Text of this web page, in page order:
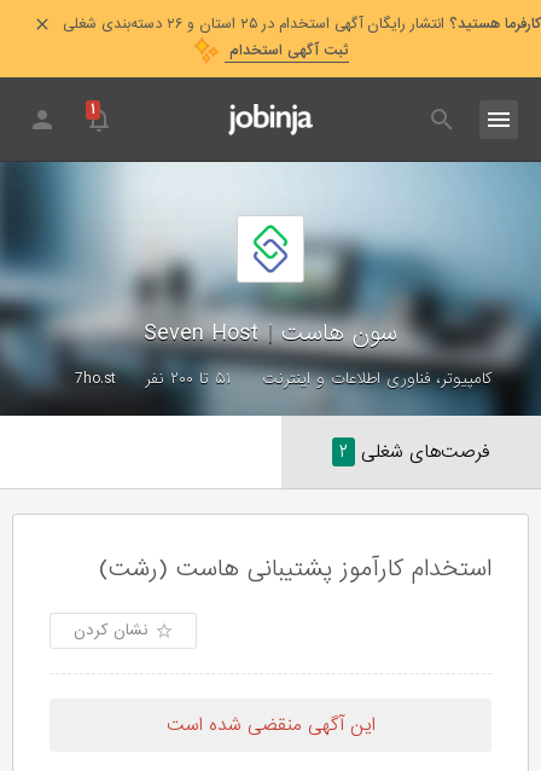
کارفرما هستید؟ انتشار رایگان آگهی استخدام در ۲۵ استان و ۲۶ دسته‌بندی شغلی
ثبت آگهی استخدام
۱
سون هاست|
Seven Host
کامپیوتر، فناوری اطلاعات و اینترنت ۵۱ تا ۲۰۰ نفر 7ho.st
فرصت‌های شغلی ۲
استخدام کارآموز پشتیبانی هاست (رشت)
نشان کردن
این آگهی منقضی شده است